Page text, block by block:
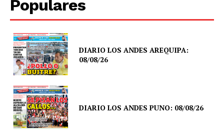
Populares
DIARIO LOS ANDES AREQUIPA:
08/08/26
DIARIO LOS ANDES PUNO: 08/08/26